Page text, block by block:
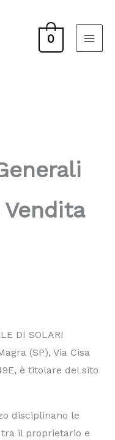
0
DI SOLARI
(SP), Via Cisa
è titolare del sito
disciplinano le
il proprietario e